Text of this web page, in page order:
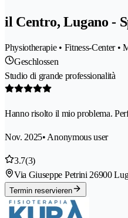
il Centro, Lugano -
Physiotherapie • Fitness-Center •
Geschlossen
Studio di grande professionalità
Hanno risolto il mio problema.
Nov. 2025• Anonymous user
3.7(3)
Via Giuseppe Petrini 26900
Termin reservieren